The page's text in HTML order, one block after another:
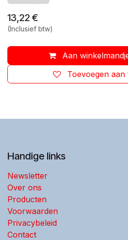
13,22€
(Inclusief btw)
Aan
Toevoegen aan
Handige links
Newsletter
Over ons
Producten
Voorwaarden
Privacybeleid
Contact